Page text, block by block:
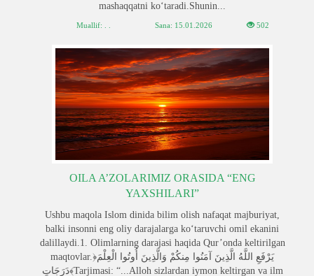
mashaqqatni ko‘taradi.Shunin...
Muallif: . . Sana: 15.01.2026 502
OILA A’ZOLARIMIZ ORASIDA “ENG
YAXSHILARI”
Ushbu maqola Islom dinida bilim olish nafaqat majburiyat,
balki insonni eng oliy darajalarga ko‘taruvchi omil ekanini
dalillaydi.1. Olimlarning darajasi haqida Qur’onda keltirilgan
maqtovlar.﴿يَرْفَعِ اللَّهُ الَّذِينَ آمَنُوا مِنكُمْ وَالَّذِينَ أُوتُوا الْعِلْمَ
دَرَجَاتٍ﴾Tarjimasi: “...Alloh sizlardan iymon keltirgan va ilm